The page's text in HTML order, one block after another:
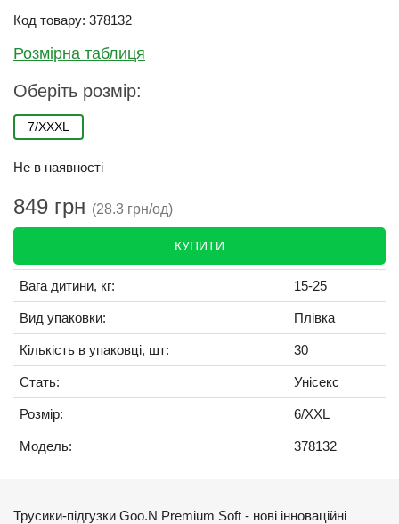
Код товару: 378132
Розмірна таблиця
Оберіть розмір:
7/XXXL
Не в наявності
849 грн (28.3 грн/од)
КУПИТИ
Вага дитини, кг: 15-25
Вид упаковки: Плівка
Кількість в упаковці, шт: 30
Стать: Унісекс
Розмір: 6/XXL
Модель: 378132
Трусики-підгузки Goo.N Premium Soft - нові інноваційні